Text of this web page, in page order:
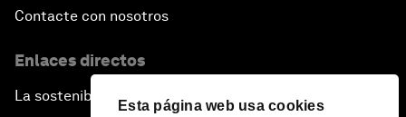
Esta página web usa cookies
Contacte con nosotros
Enlaces directos
La sostenibilidad en el Foro